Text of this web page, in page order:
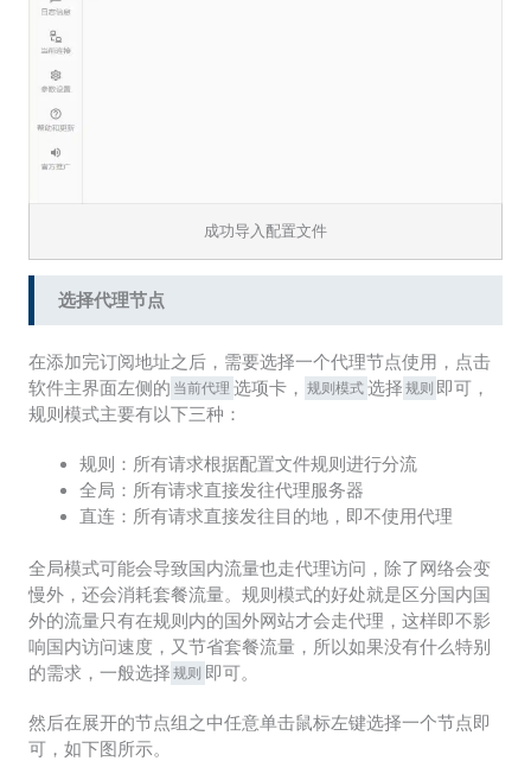
成功导入配置文件
选择代理节点
在添加完订阅地址之后，需要选择一个代理节点使用，点击
软件主界面左侧的 当前代理 选项卡， 规则模式 选择 规则 即可，
规则模式主要有以下三种：
规则：所有请求根据配置文件规则进行分流
全局：所有请求直接发往代理服务器
直连：所有请求直接发往目的地，即不使用代理
全局模式可能会导致国内流量也走代理访问，除了网络会变
慢外，还会消耗套餐流量。规则模式的好处就是区分国内国
外的流量只有在规则内的国外网站才会走代理，这样即不影
响国内访问速度，又节省套餐流量，所以如果没有什么特别
的需求，一般选择 规则 即可。
然后在展开的节点组之中任意单击鼠标左键选择一个节点即
可，如下图所示。